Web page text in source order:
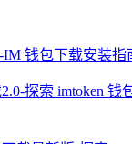
钱包下载安装指
探索 imtoken 钱